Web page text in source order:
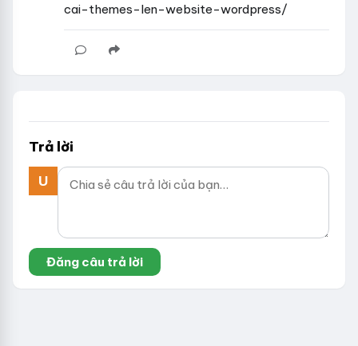
cai-themes-len-website-wordpress/
Trả lời